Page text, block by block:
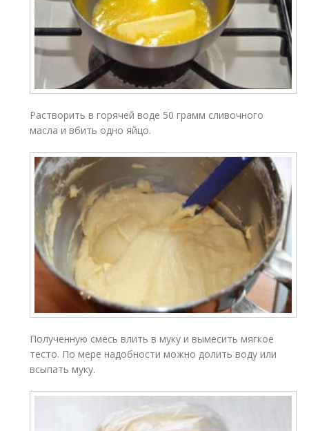
Растворить в горячей воде 50 грамм сливочного
масла и вбить одно яйцо.
Полученную смесь влить в муку и вымесить мягкое
тесто. По мере надобности можно долить воду или
всыпать муку.